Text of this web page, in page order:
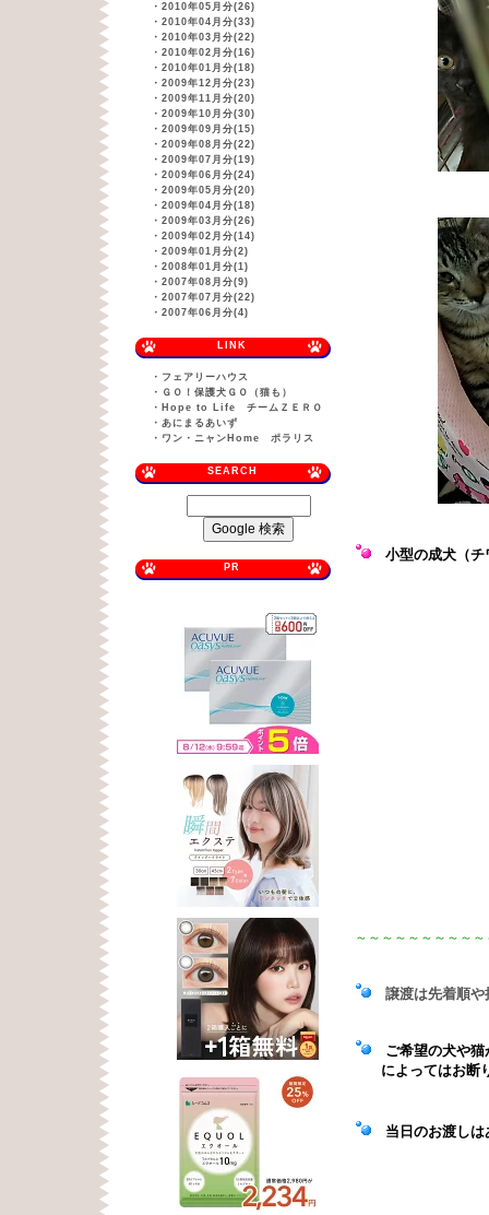
・ 2010年05月分(26)
・ 2010年04月分(33)
・ 2010年03月分(22)
・ 2010年02月分(16)
・ 2010年01月分(18)
・ 2009年12月分(23)
・ 2009年11月分(20)
・ 2009年10月分(30)
・ 2009年09月分(15)
・ 2009年08月分(22)
・ 2009年07月分(19)
・ 2009年06月分(24)
・ 2009年05月分(20)
・ 2009年04月分(18)
・ 2009年03月分(26)
・ 2009年02月分(14)
・ 2009年01月分(2)
・ 2008年01月分(1)
・ 2007年08月分(9)
・ 2007年07月分(22)
・ 2007年06月分(4)
LINK
・ フェアリーハウス
・ ＧＯ！保護犬ＧＯ（猫も）
・ Hope to Life チームＺＥＲＯ
・ あにまるあいず
・ ワン・ニャンHome ポラリス
SEARCH
PR
小型の成犬（チ
～～～～～～～～～
譲渡は先着順や
ご希望の犬や猫
によってはお断
当日のお渡しは